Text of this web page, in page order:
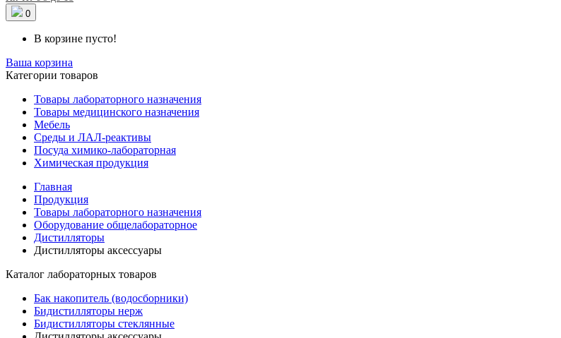
0
В корзине пусто!
Ваша корзина
Категории товаров
Товары лабораторного назначения
Товары медицинского назначения
Мебель
Среды и ЛАЛ-реактивы
Посуда химико-лабораторная
Химическая продукция
Главная
Продукция
Товары лабораторного назначения
Оборудование общелабораторное
Дистилляторы
Дистилляторы аксессуары
Каталог лабораторных товаров
Бак накопитель (водосборники)
Бидистилляторы нерж
Бидистилляторы стеклянные